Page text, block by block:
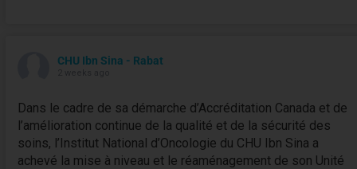
CHU Ibn Sina - Rabat
Dans le cadre de sa démarche d’Accréditation Canada et de
l’amélioration continue de la qualité et de la sécurité des
soins, l’Institut National d’Oncologie du CHU Ibn Sina a
achevé la mise à niveau et le réaménagement de son Unité